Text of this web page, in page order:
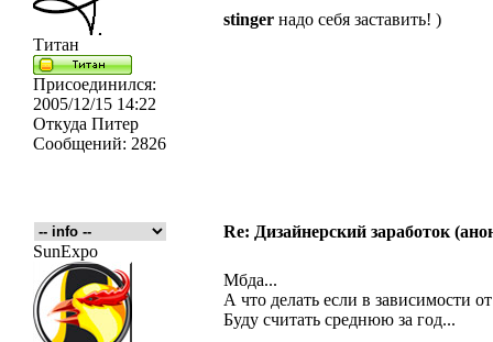
Титан
Присоединился:
2005/12/15 14:22
Откуда Питер
Сообщений: 2826
stinger надо себя заставить! )
Re: Дизайнерский заработок
SunExpo
Мбда...
А что делать если в зависимости
Буду считать среднюю за год...